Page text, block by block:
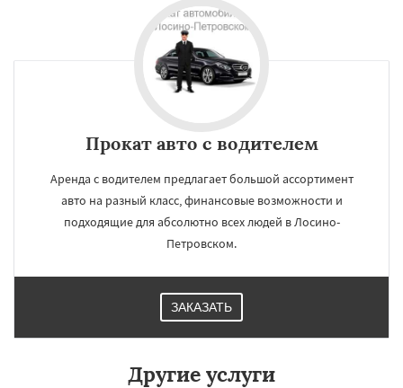
Прокат авто с водителем
Аренда с водителем предлагает большой ассортимент
авто на разный класс, финансовые возможности и
подходящие для абсолютно всех людей в Лосино-
Петровском.
ЗАКАЗАТЬ
Другие услуги
УЗНАТЬ ПОДРОБНЕЕ